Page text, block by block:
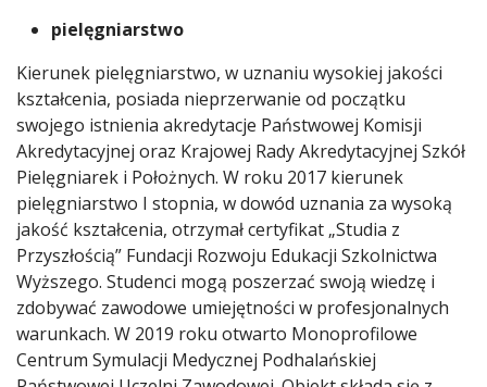
pielęgniarstwo
Kierunek pielęgniarstwo, w uznaniu wysokiej jakości
kształcenia, posiada nieprzerwanie od początku
swojego istnienia akredytacje Państwowej Komisji
Akredytacyjnej oraz Krajowej Rady Akredytacyjnej Szkół
Pielęgniarek i Położnych. W roku 2017 kierunek
pielęgniarstwo I stopnia, w dowód uznania za wysoką
jakość kształcenia, otrzymał certyfikat „Studia z
Przyszłością” Fundacji Rozwoju Edukacji Szkolnictwa
Wyższego. Studenci mogą poszerzać swoją wiedzę i
zdobywać zawodowe umiejętności w profesjonalnych
warunkach. W 2019 roku otwarto Monoprofilowe
Centrum Symulacji Medycznej Podhalańskiej